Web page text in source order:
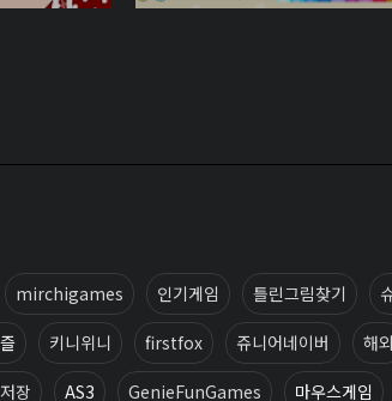
mirchigames 인기게임 틀린그림찾기
키니위니 firstfox 쥬니어네이버 해
장 AS3 GenieFunGames 마우스게임